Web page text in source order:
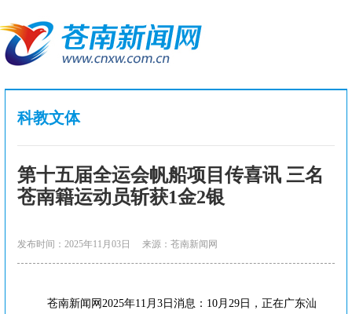
科教文体
第十五届全运会帆船项目传喜讯 三名
苍南籍运动员斩获1金2银
发布时间：2025年11月03日 来源：苍南新闻网
苍南新闻网2025年11月3日消息：10月29日，正在广东汕